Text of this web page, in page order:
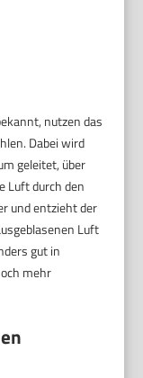
nutzen das
Dabei wird
geleitet, über
Luft durch den
und entzieht der
Luft
gut in
mehr